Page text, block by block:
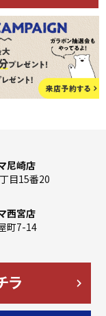
尼崎店
目15番20
西宮店
町7-14